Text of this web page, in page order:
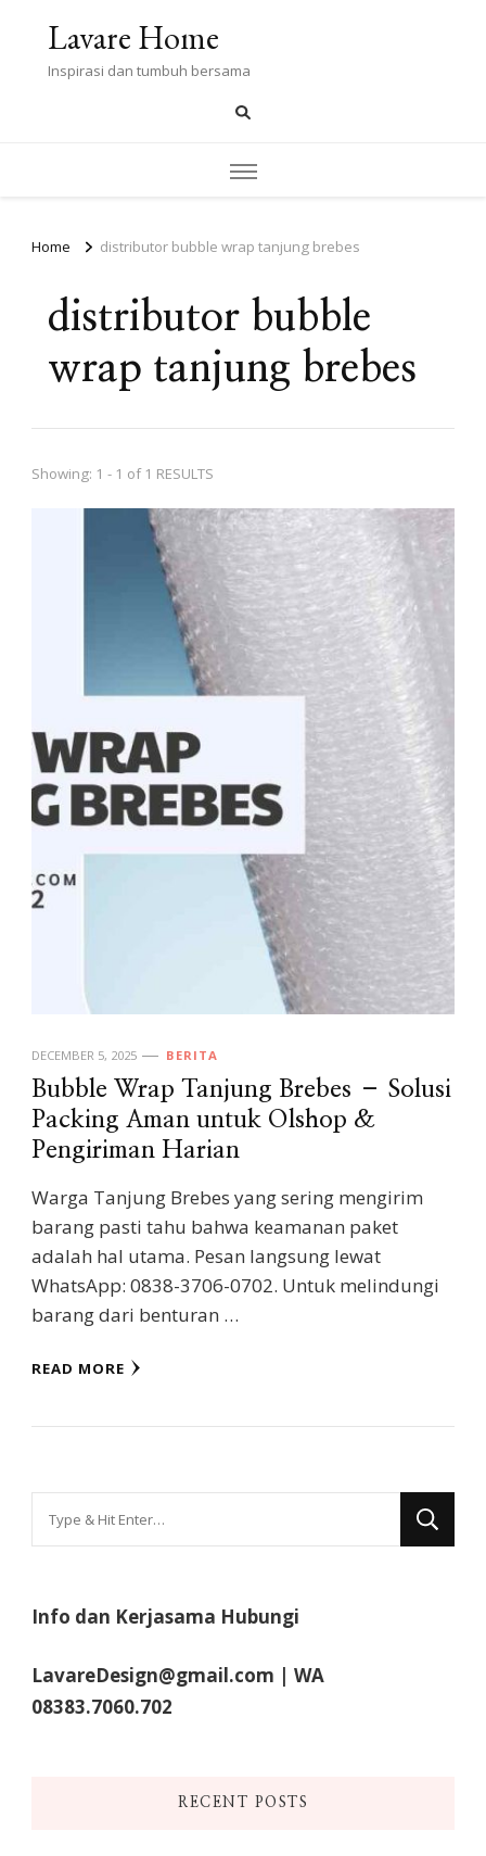
Lavare Home
Inspirasi dan tumbuh bersama
Home distributor bubble wrap tanjung brebes
distributor bubble
wrap tanjung brebes
Showing: 1 - 1 of 1 RESULTS
DECEMBER 5, 2025 BERITA
Bubble Wrap Tanjung Brebes – Solusi
Packing Aman untuk Olshop &
Pengiriman Harian
Warga Tanjung Brebes yang sering mengirim
barang pasti tahu bahwa keamanan paket
adalah hal utama. Pesan langsung lewat
WhatsApp: 0838-3706-0702. Untuk melindungi
barang dari benturan …
READ MORE
Info dan Kerjasama Hubungi
LavareDesign@gmail.com | WA
08383.7060.702
RECENT POSTS